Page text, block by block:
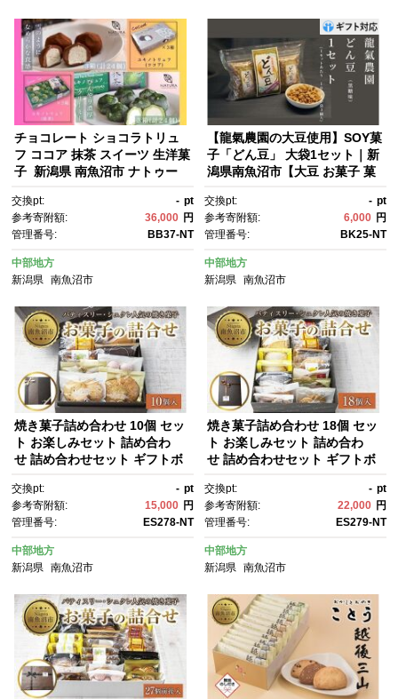
チョコレート ショコラトリュ
フ ココア 抹茶 スイーツ 生洋菓
子 新潟県 南魚沼市 ナトゥー
フ 計6箱
交換pt: - pt
参考寄附額:
36,000 円
管理番号:
BB37-NT
中部地方
新潟県
南魚沼市
【龍氣農園の大豆使用】SOY菓
子「どん豆」 大袋1セット｜新
潟県南魚沼市【大豆 お菓子 菓
品 】
交換pt: - pt
参考寄附額:
6,000 円
管理番号:
BK25-NT
中部地方
新潟県 南魚沼市
焼き菓子詰め合わせ 10個 セッ
ト お楽しみセット 詰め合わ
せ 詰め合わせセット ギフトボ
子 菓子 手土産 スイーツ 贈り
物 ギフト gift プレゼント 新潟
県 南魚沼市
交換pt: - pt
参考寄附額:
15,000 円
管理番号:
ES278-NT
中部地方
新潟県
南魚沼市
焼き菓子詰め合わせ 18個 セッ
ト お楽しみセット 詰め合わ
せ 詰め合わせセット ギフトボ
子 菓子 手土産 スイーツ 贈り
物 ギフト gift プレゼント 新潟
県 南魚沼市
交換pt: - pt
参考寄附額:
22,000 円
管理番号:
ES279-NT
中部地方
新潟県 南魚沼市